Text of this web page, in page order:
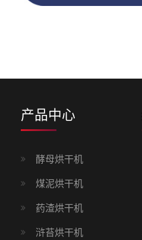
产品中心
酵母烘干机
煤泥烘干机
药渣烘干机
浒苔烘干机